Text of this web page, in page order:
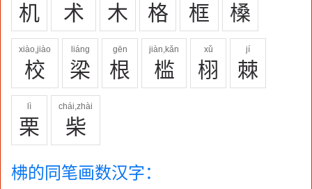
机 术 木 格 框 槡
xiào,jiào
校
liáng
梁
gēn
根
jiàn,kǎn
槛
xǔ
栩
jí
棘
lì
栗
chái,zhài
柴
柫的同笔画数汉字：